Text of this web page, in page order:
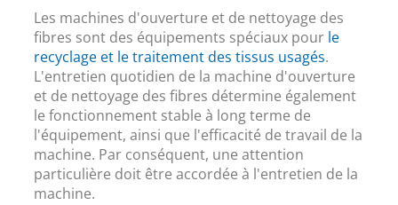
Les machines d'ouverture et de nettoyage des
fibres sont des équipements spéciaux pour le
recyclage et le traitement des tissus usagés.
L'entretien quotidien de la machine d'ouverture
et de nettoyage des fibres détermine également
le fonctionnement stable à long terme de
l'équipement, ainsi que l'efficacité de travail de la
machine. Par conséquent, une attention
particulière doit être accordée à l'entretien de la
machine.